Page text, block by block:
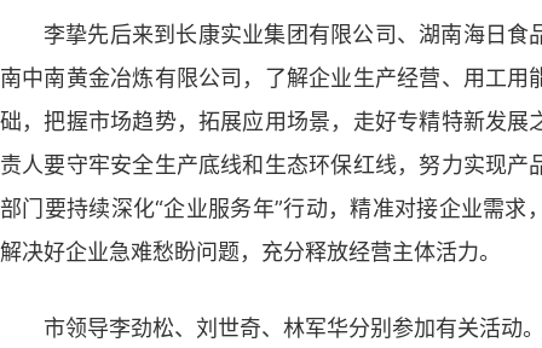
李挚先后来到长康实业集团有限公司、湖南海日
南中南黄金冶炼有限公司，了解企业生产经营、用工
础，把握市场趋势，拓展应用场景，走好专精特新发
责人要守牢安全生产底线和生态环保红线，努力实现
部门要持续深化“企业服务年”行动，精准对接企业需
解决好企业急难愁盼问题，充分释放经营主体活力。
市领导李劲松、刘世奇、林军华分别参加有关活动